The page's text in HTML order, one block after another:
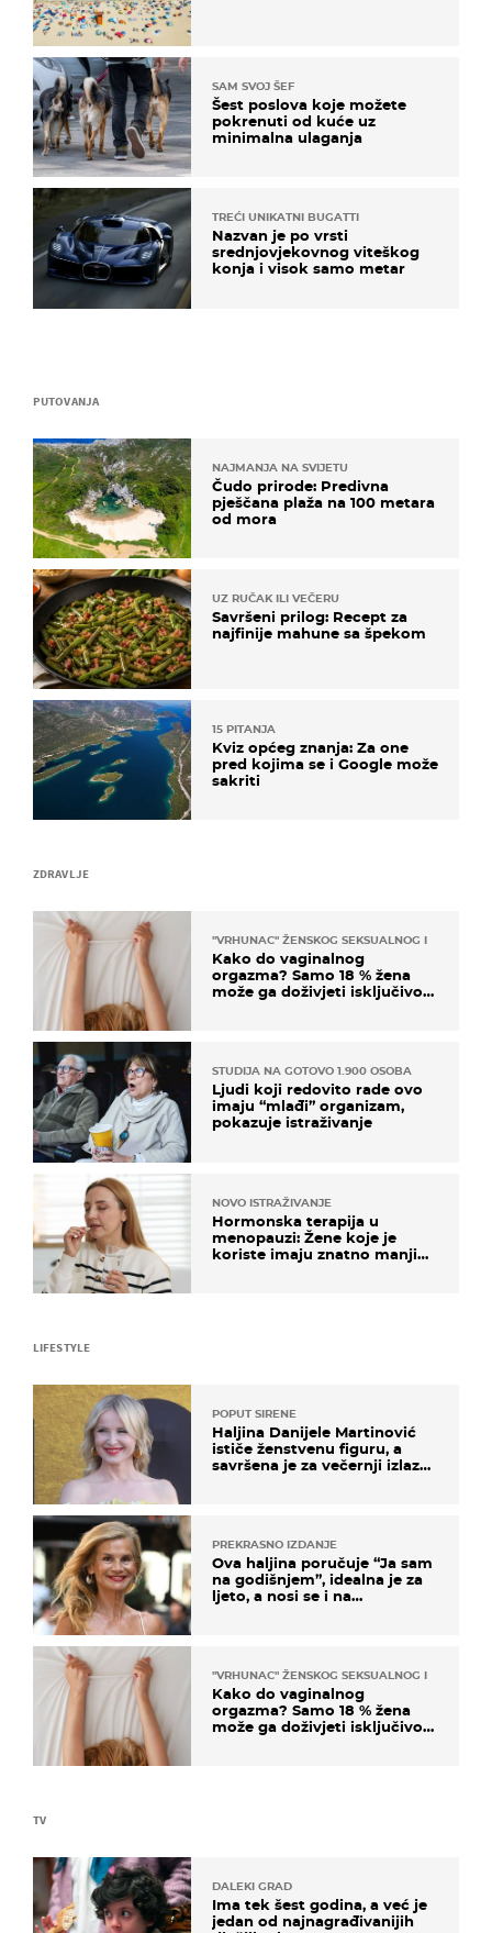
ZDRAVLJE
"VRHUNAC" ŽENSKOG SEKSUALNOG ISKUSTVA
Kako do vaginalnog
orgazma? Samo 18 % žena
može ga doživjeti isključivo
STUDIJA NA GOTOVO 1.900 OSOBA
Ljudi koji redovito rade ovo
imaju “mlađi” organizam,
pokazuje istraživanje
NOVO ISTRAŽIVANJE
Hormonska terapija u
menopauzi: Žene koje je
koriste imaju znatno manji
TV
DALEKI GRAD
Ima tek šest godina, a već je
jedan od najnagrađivanijih
PUTOVANJA
NAJMANJA NA SVIJETU
Čudo prirode: Predivna
pješčana plaža na 100 metara
od mora
UZ RUČAK ILI VEČERU
Savršeni prilog: Recept za
najfinije mahune sa špekom
15 PITANJA
Kviz općeg znanja: Za one
pred kojima se i Google može
sakriti
SAM SVOJ ŠEF
Šest poslova koje možete
pokrenuti od kuće uz
minimalna ulaganja
TREĆI UNIKATNI BUGATTI
Nazvan je po vrsti
srednjovjekovnog viteškog
konja i visok samo metar
LIFESTYLE
POPUT SIRENE
Haljina Danijele Martinović
ističe ženstvenu figuru, a
savršena je za večernji izlazak
PREKRASNO IZDANJE
Ova haljina poručuje “Ja sam
na godišnjem”, idealna je za
ljeto, a nosi se i na
"VRHUNAC" ŽENSKOG SEKSUALNOG ISKUSTVA
Kako do vaginalnog
orgazma? Samo 18 % žena
može ga doživjeti isključivo